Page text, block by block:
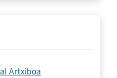
Artxiboa